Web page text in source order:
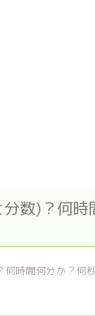
数)？何時
時間何分か？何